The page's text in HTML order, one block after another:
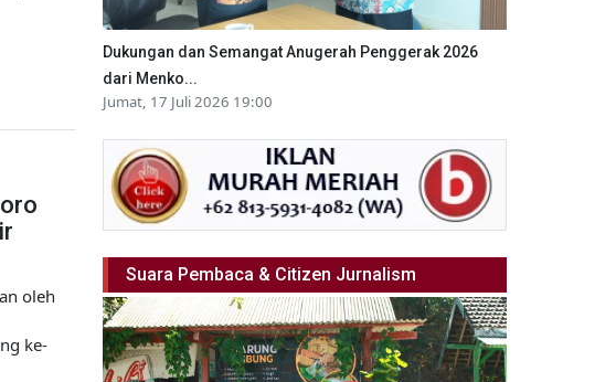
oleh
ke-
Dukungan dan Semangat Anugerah Penggerak 2026
dari Menko...
Jumat, 17 Juli 2026 19:00
Suara Pembaca & Citizen Jurnalism